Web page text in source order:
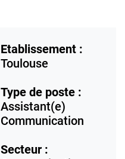
Etablissement :
Toulouse
Type de poste :
Assistant(e)
Communication
Secteur :